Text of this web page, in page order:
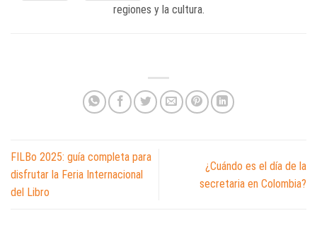
regiones y la cultura.
FILBo 2025: guía completa para
disfrutar la Feria Internacional
del Libro
¿Cuándo es el día de la
secretaria en Colombia?